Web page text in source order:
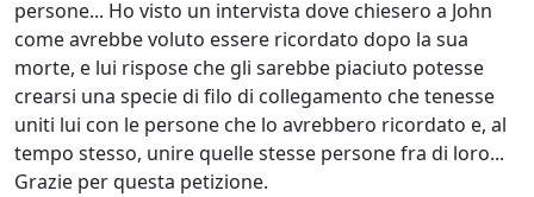
persone... Ho visto un intervista dove chiesero a John
come avrebbe voluto essere ricordato dopo la sua
morte, e lui rispose che gli sarebbe piaciuto potesse
crearsi una specie di filo di collegamento che tenesse
uniti lui con le persone che lo avrebbero ricordato e, al
tempo stesso, unire quelle stesse persone fra di loro...
Grazie per questa petizione.